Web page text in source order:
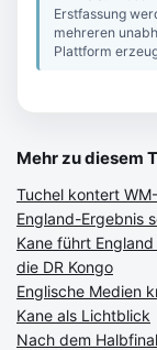
Erstfassung
mehreren
Plattform
Mehr zu diesem
Tuchel kontert
England-Ergebnis
Kane führt
die DR Kongo
Englische Medien
Kane als Lichtblick
Nach dem